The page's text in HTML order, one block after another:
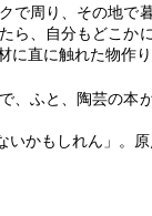
で周り、その地で
ら、自分もどこか
直に触れた物作
、ふと、陶芸の本
かもしれん」。原